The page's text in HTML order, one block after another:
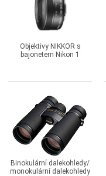
Objektivy NIKKOR s
bajonetem Nikon 1
Binokulární dalekohledy/
monokulární dalekohledy